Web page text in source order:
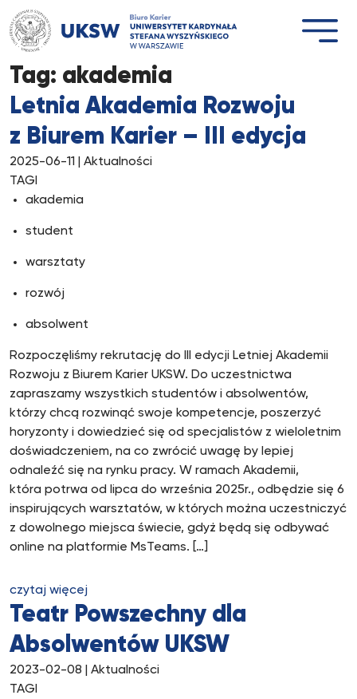
Przejdź
do
treści
Tag: akademia
Letnia Akademia Rozwoju
z Biurem Karier – III edycja
2025-06-11
| Aktualności
TAGI
akademia
student
warsztaty
rozwój
absolwent
Rozpoczęliśmy rekrutację do III edycji Letniej Akademii
Rozwoju z Biurem Karier UKSW. Do uczestnictwa
zapraszamy wszystkich studentów i absolwentów,
którzy chcą rozwinąć swoje kompetencje, poszerzyć
horyzonty i dowiedzieć się od specjalistów z wieloletnim
doświadczeniem, na co zwrócić uwagę by lepiej
odnaleźć się na rynku pracy. W ramach Akademii,
która potrwa od lipca do września 2025r., odbędzie się 6
inspirujących warsztatów, w których można uczestniczyć
z dowolnego miejsca świecie, gdyż będą się odbywać
online na platformie MsTeams. […]
czytaj więcej
Teatr Powszechny dla
Absolwentów UKSW
2023-02-08 | Aktualności
TAGI